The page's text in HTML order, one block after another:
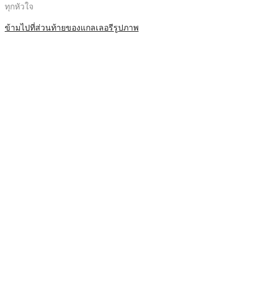
ทุกหัวใจ
ข้ามไปที่ส่วนท้ายของแกลเลอรีรูปภาพ